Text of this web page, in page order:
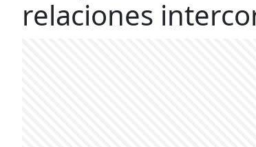
relaciones